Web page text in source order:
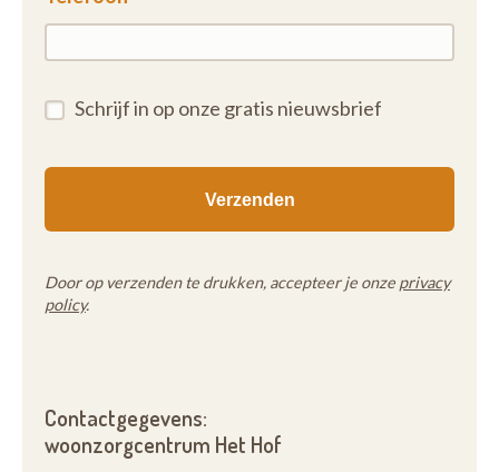
Schrijf in op onze gratis nieuwsbrief
Door op verzenden te drukken, accepteer je onze privacy
policy.
Contactgegevens:
woonzorgcentrum Het Hof